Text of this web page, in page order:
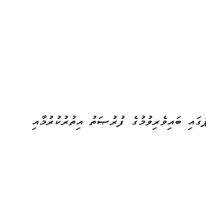
ބައިވެރިވުމުގެ ފުރުޞަތު އިތުރުކުރުމާއި